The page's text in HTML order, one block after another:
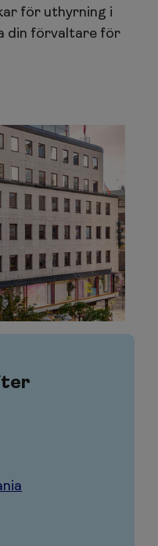
för uthyrning i
din förvaltare för